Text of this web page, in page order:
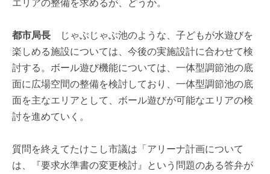
エリアの整備を求めるが、どうか。
都市局長
じゃぶじゃぶ池のような、子どもが水遊びを
楽しめる施設については、今後の実施設計に合わせて検
討する。ボール遊び機能については、一体型調節池の底
面に広場空間の整備を検討しており、一体型調節池の底
面を主なエリアとして、ボール遊びが可能なエリアの検
討を進めていく。
質問を終えてたけこし市議は「アリーナ計画について
は、『要求水準書の変更検討』という問題のある答弁が